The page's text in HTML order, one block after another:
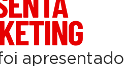
apresentado